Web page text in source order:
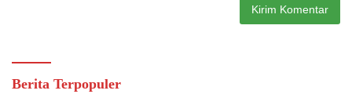
Berita Terpopuler